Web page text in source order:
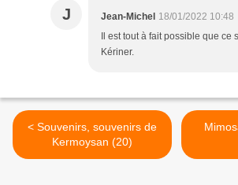
J Jean-Michel 18/01/2022 10:48
Il est tout à fait possible que ce
Kériner.
< Souvenirs, souvenirs de
Kermoysan (20)